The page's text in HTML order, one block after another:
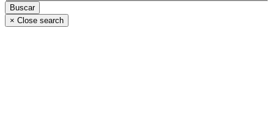
× Close search